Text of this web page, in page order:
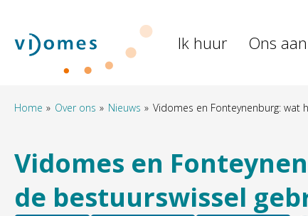
Naar hoofdinhoud
Naar hoofdnavigatiemenu
Naar zoeken
Naar de homepage Ik huur Ons
Home Over ons Nieuws Vidomes en Fonteynenburg: wat
Vidomes en
de bestuurswissel